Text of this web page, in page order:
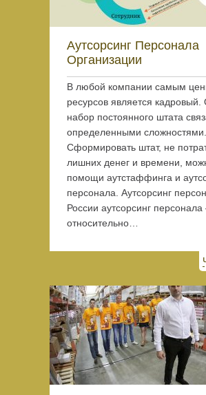
Аутсорсинг Персонала
Организации
В любой компании самым
ресурсов является кадровый.
набор постоянного штата
определенными сложностями.
Сформировать штат, не
лишних денег и времени,
помощи аутстаффинга и
персонала. Аутсорсинг
России аутсорсинг персонала
относительно…